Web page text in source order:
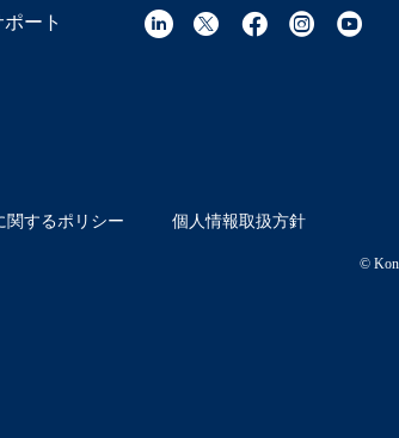
ート
関するポリシー 個人情報取扱方針
©